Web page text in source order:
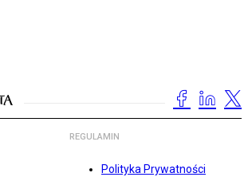
REGULAMIN
Polityka Prywatności